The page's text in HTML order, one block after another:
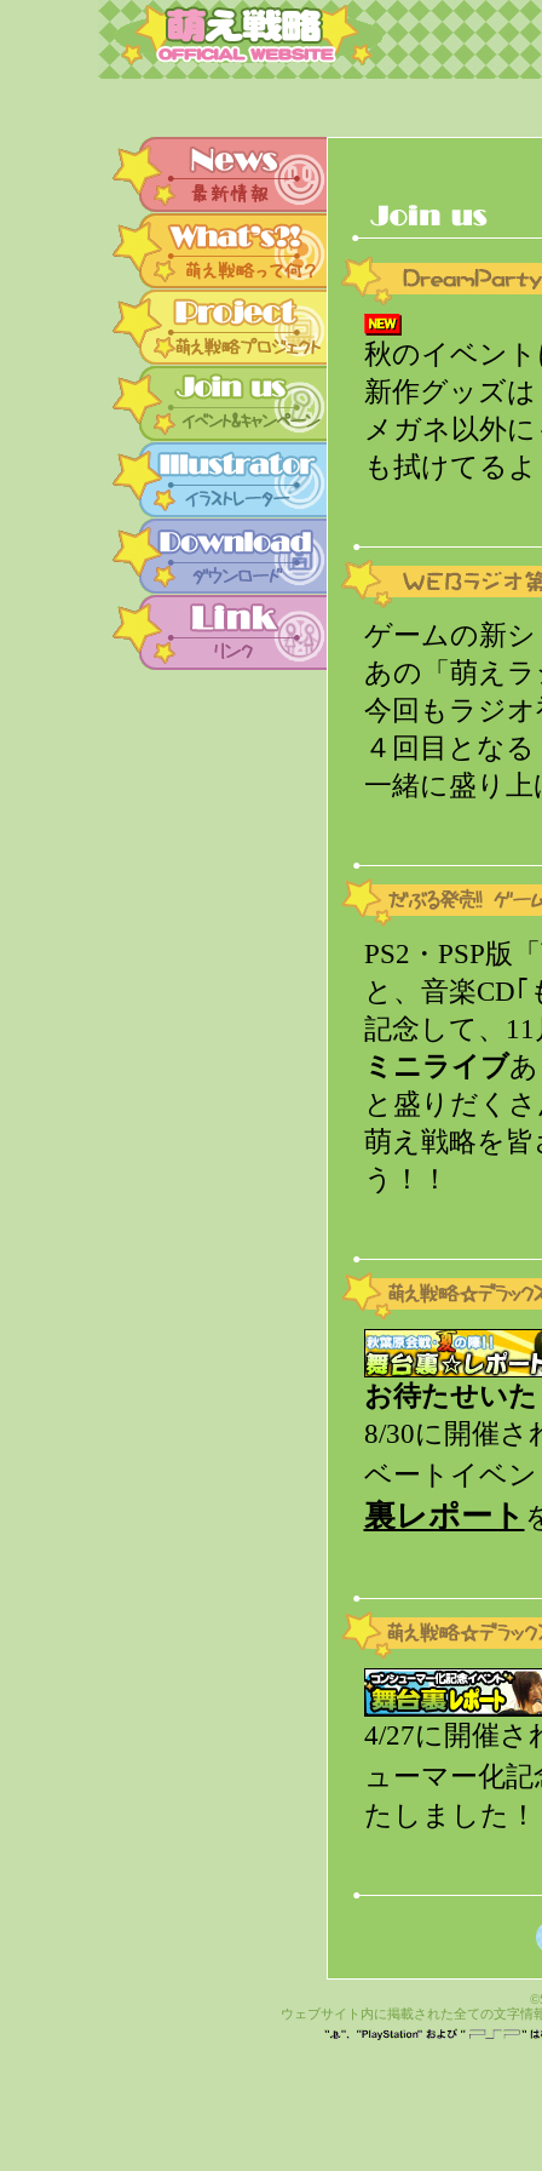
秋のイベン
新作グッズ
メガネ以外
も拭けてる
ゲームの新
あの「萌え
今回もラジ
４回目とな
一緒に盛り
PS2・PSP版
と、音楽CD
記念して、
ミニライブ
と盛りだく
萌え戦略を
う！！
お待たせい
8/30に開催
ベートイベ
裏レポート
4/27に開催
ューマー化
たしました！
ウェブサイト内に掲載された全ての文字情